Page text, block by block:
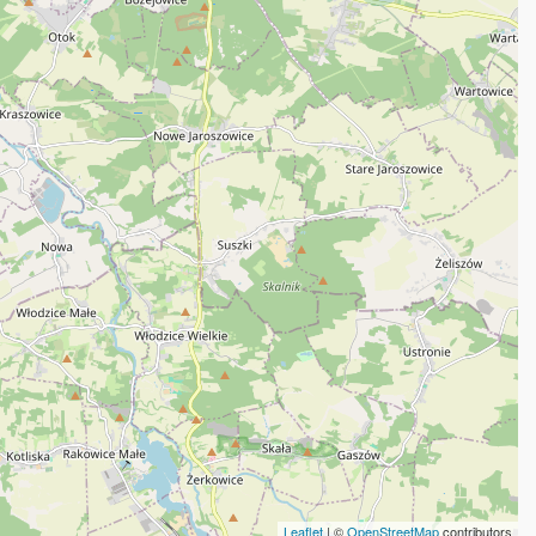
Leaflet | ©OpenStreetMapcontributors